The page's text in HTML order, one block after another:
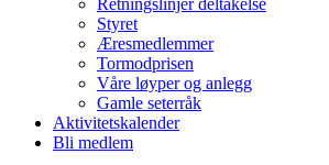
Retningslinjer deltakelse
Styret
Æresmedlemmer
Tormodprisen
Våre løyper og anlegg
Gamle seterråk
Aktivitetskalender
Bli medlem